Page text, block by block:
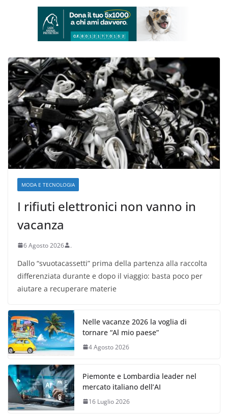
MODA E TECNOLOGIA
I rifiuti elettronici non vanno in
vacanza
6 Agosto 2026 .
Dallo “svuotacassetti” prima della partenza alla raccolta
differenziata durante e dopo il viaggio: basta poco per
aiutare a recuperare materie
Nelle vacanze 2026 la voglia di
tornare “Al mio paese”
4 Agosto 2026
Piemonte e Lombardia leader nel
mercato italiano dell’AI
16 Luglio 2026